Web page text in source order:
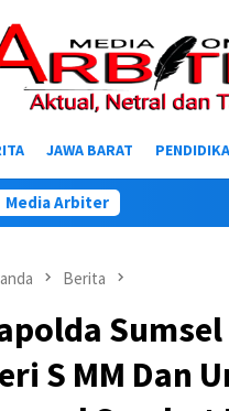
JAWA BARAT
Media Arbiter
Berita
S MM Dan